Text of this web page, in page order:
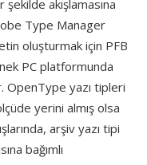
akışlamasına
Type Manager
oluşturmak için PFB
PC platformunda
OpenType yazı tipleri
yerini almış olsa
arşiv yazı tipi
bağımlı